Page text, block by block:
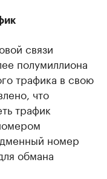
связи
полумиллиона
трафика в свою
что
трафик
номер
обмана